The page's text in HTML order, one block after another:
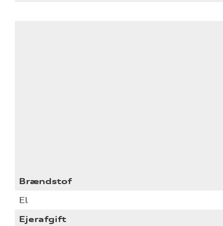
Brændstof
El
Ejerafgift